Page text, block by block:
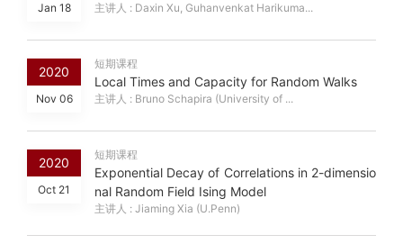
Jan 18 主讲人 : Daxin Xu, Guhanvenkat Harikuma...
2020
Nov 06
短期课程
Local Times and Capacity for Random Walks
主讲人 : Bruno Schapira (University of ...
2020
Oct 21
短期课程
Exponential Decay of Correlations in 2-dimensio
nal Random Field Ising Model
主讲人 : Jiaming Xia (U.Penn)